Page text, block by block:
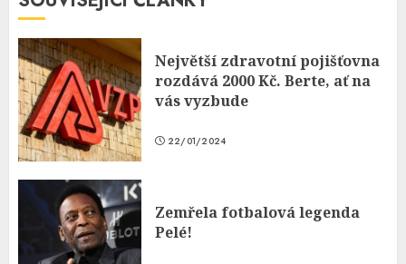
Největší zdravotní pojišťovna
rozdává 2000 Kč. Berte, ať na
vás vyzbude
22/01/2024
Zemřela fotbalová legenda
Pelé!